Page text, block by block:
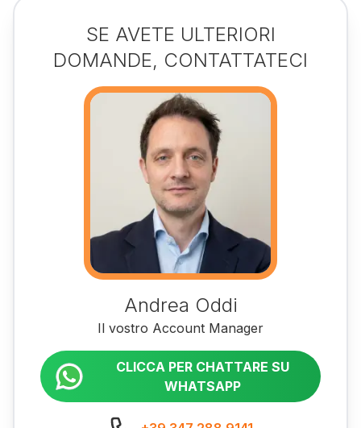
SE AVETE ULTERIORI
DOMANDE, CONTATTATECI
Andrea Oddi
Il vostro Account Manager
CLICCA PER CHATTARE SU
WHATSAPP